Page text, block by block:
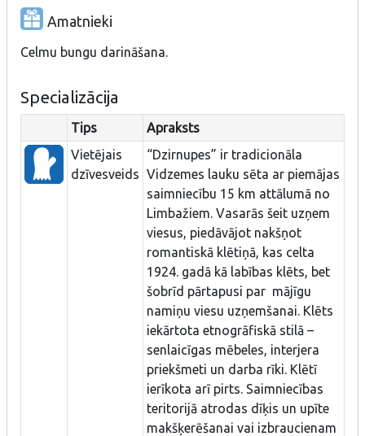
Amatnieki
Celmu bungu darināšana.
Specializācija
Tips
Apraksts
Vietējais
dzīvesveids
“Dzirnupes” ir tradicionāla
Vidzemes lauku sēta ar piemājas
saimniecību 15 km attālumā no
Limbažiem. Vasarās šeit uzņem
viesus, piedāvājot nakšņot
romantiskā klētiņā, kas celta
1924. gadā kā labības klēts, bet
šobrīd pārtapusi par mājīgu
namiņu viesu uzņemšanai. Klēts
iekārtota etnogrāfiskā stilā –
senlaicīgas mēbeles, interjera
priekšmeti un darba rīki. Klētī
ierīkota arī pirts. Saimniecības
teritorijā atrodas dīķis un upīte
makšķerēšanai vai izbraucienam